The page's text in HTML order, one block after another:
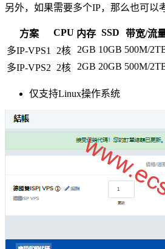
另外，如果需要多个IP，那么也可以
方案 CPU 内存 SSD 带宽/流
多IP-VPS1
2核 2GB 10GB 500M/
多IP-VPS2
2核 2GB 20GB 500M/
仅支持Linux操作系统